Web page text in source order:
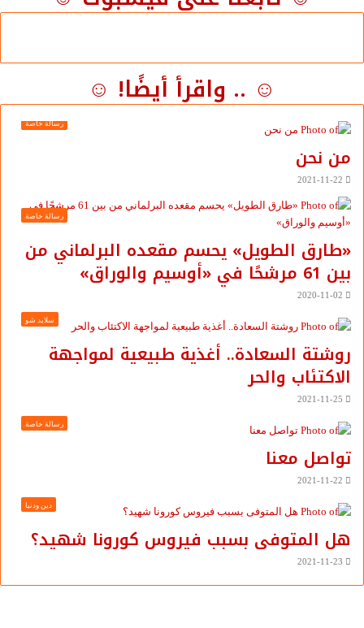
☺ .. واقرأ أيضًا! ☺
رسالة خاصة
من نحن
2021-11-22
رسالة خاصة
«طارق الطويل» يحسم مقعده البرلماني من
بين 61 مرشحًا في «أوسيم والوراق»
2020-11-02
سلايد شو
روشتة السعادة.. أغذية طبيعية لمواجهة
الاكتئاب والحر
2021-11-25
رسالة خاصة
تواصل معنا
2021-11-22
دين ودنيا
هل المتوفى بسبب فيروس كورونا شهيد؟
2021-11-23